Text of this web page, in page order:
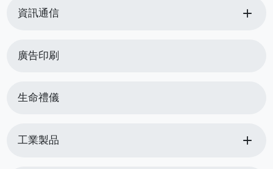
資訊通信 add
廣告印刷
生命禮儀
工業製品 add